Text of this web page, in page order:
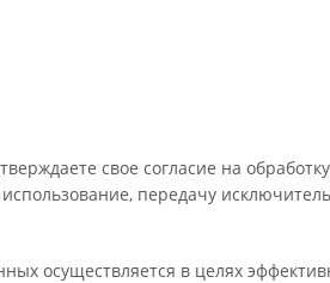
свое согласие на
передачу
осуществляется в целях